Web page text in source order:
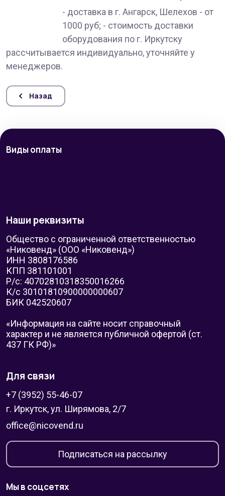
- доставка в г. Ангарск, Шелехов - от
1000 руб; - стоимость доставки
оборудования по г. Иркутску
рассчитывается индивидуально, уточняйте у
менеджеров.
Назад
Для связи
+7 (3952) 55-46-07
г. Иркутск, ул. Ширямова, 2/7
office@nicovend.ru
Подписаться на рассылку
Мы в соцсетях
Виды оплаты
Наши реквизиты
Общество с ограниченной ответственностью
«Никовенд» (ООО «Никовенд»)
ИНН 3808176586
КПП 381101001
Р/с: 40702810318350016266
К/с 30101810900000000607
БИК 042520607
«Информация на сайте носит справочный
характер и не является публичной офертой (ст.
437 ГК РФ)»